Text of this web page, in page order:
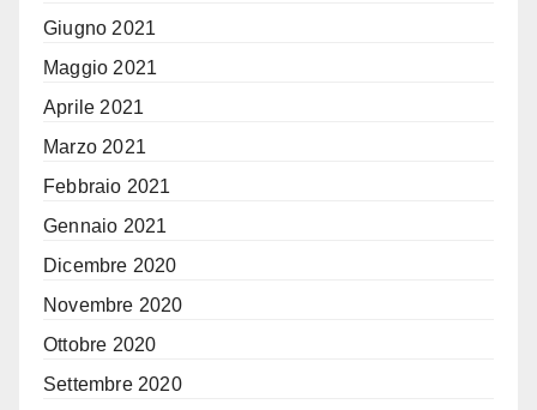
Giugno 2021
Maggio 2021
Aprile 2021
Marzo 2021
Febbraio 2021
Gennaio 2021
Dicembre 2020
Novembre 2020
Ottobre 2020
Settembre 2020